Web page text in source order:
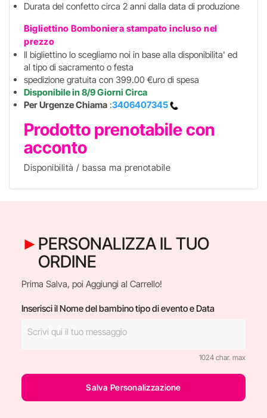
Durata del confetto circa 2 anni dalla data di produzione
Bigliettino Bomboniera stampato incluso nel
prezzo
Il bigliettino lo scegliamo noi in base alla disponibilita' ed
al tipo di sacramento o festa
spedizione gratuita con 399.00 €uro di spesa
Disponibile in 8/9 Giorni Circa
Per Urgenze Chiama :3406407345
Prodotto prenotabile con
acconto
Disponibilità / bassa ma prenotabile
PERSONALIZZA IL TUO
ORDINE
Prima Salva, poi Aggiungi al Carrello!
Inserisci il Nome del bambino tipo di evento e Data
1024 char. max
Salva Personalizzazione